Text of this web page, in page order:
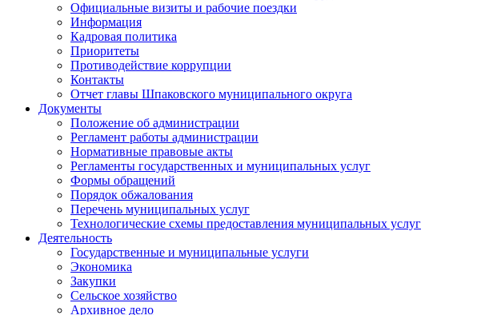
Официальные визиты и рабочие поездки
Информация
Кадровая политика
Приоритеты
Противодействие коррупции
Контакты
Отчет главы Шпаковского муниципального округа
Документы
Положение об администрации
Регламент работы администрации
Нормативные правовые акты
Регламенты государственных и муниципальных услуг
Формы обращений
Порядок обжалования
Перечень муниципальных услуг
Технологические схемы предоставления муниципальных услуг
Деятельность
Государственные и муниципальные услуги
Экономика
Закупки
Сельское хозяйство
Архивное дело